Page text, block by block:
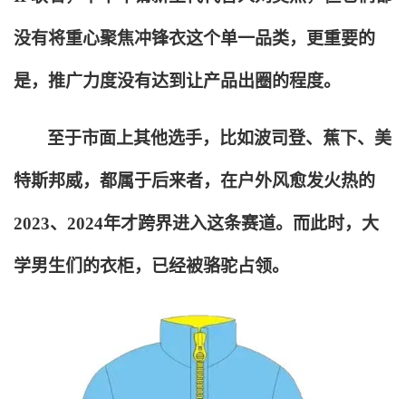
没有将重心聚焦冲锋衣这个单一品类，更重要的
是，推广力度没有达到让产品出圈的程度。
至于市面上其他选手，比如波司登、蕉下、美
特斯邦威，都属于后来者，在户外风愈发火热的
2023、2024年才跨界进入这条赛道。而此时，大
学男生们的衣柜，已经被骆驼占领。